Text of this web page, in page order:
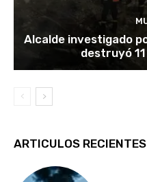
Alcalde investigado
destruyó
ARTICULOS RECIENTES